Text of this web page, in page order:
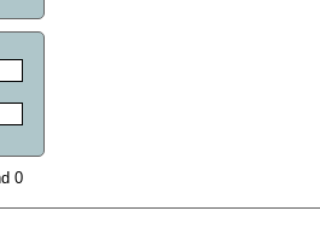
0